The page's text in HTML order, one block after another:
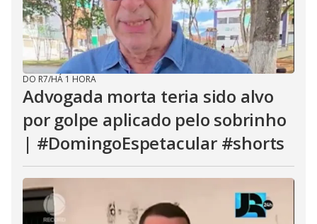
DO R7/HÁ 1 HORA
Advogada morta teria sido alvo
por golpe aplicado pelo sobrinho
| #DomingoEspetacular #shorts